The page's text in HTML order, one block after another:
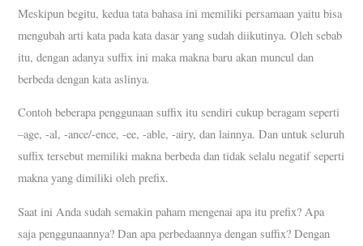
Meskipun begitu, kedua tata bahasa ini memiliki persamaan yaitu bisa
mengubah arti kata pada kata dasar yang sudah diikutinya. Oleh sebab
itu, dengan adanya suffix ini maka makna baru akan muncul dan
berbeda dengan kata aslinya.
Contoh beberapa penggunaan suffix itu sendiri cukup beragam seperti
–age, -al, -ance/-ence, -ee, -able, -airy, dan lainnya. Dan untuk seluruh
suffix tersebut memiliki makna berbeda dan tidak selalu negatif seperti
makna yang dimiliki oleh prefix.
Saat ini Anda sudah semakin paham mengenai apa itu prefix? Apa
saja penggunaannya? Dan apa perbedaannya dengan suffix? Dengan